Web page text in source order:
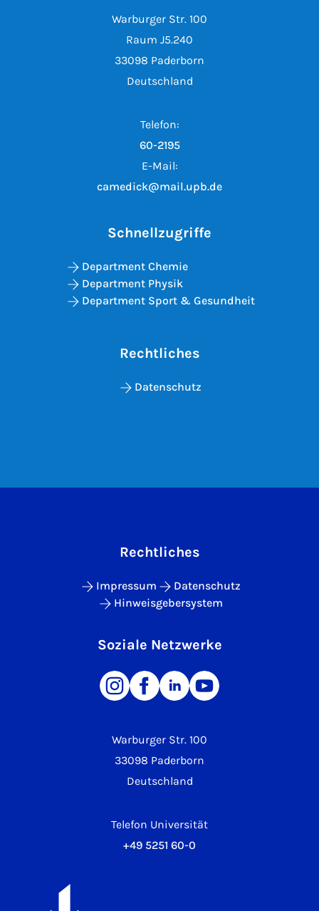
Warburger Str. 100
Raum J5.240
33098 Paderborn
Deutschland
Telefon:
60-2195
E-Mail:
camedick@mail.upb.de
Schnellzugriffe
Department Chemie
Department Physik
Department Sport & Gesundheit
Rechtliches
Datenschutz
Warburger Str. 100
33098 Paderborn
Deutschland
Telefon Universität
+49 5251 60-0
Rechtliches
Impressum
Datenschutz
Hinweisgebersystem
Soziale Netzwerke